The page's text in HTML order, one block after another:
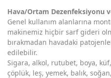
Hava/Ortam Dezenfeksiyonu
Genel kullanım alanlarına
makinemiz hiçbir sarf gideri
bırakmadan havadaki
edilebilir.
Sigara, alkol, rutubet, boya,
çöplük, leş, yemek, balık,